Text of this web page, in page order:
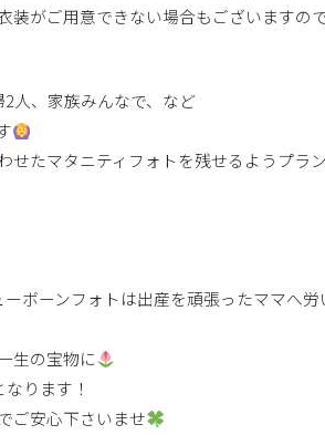
装がご用意できない場合もございますの
人、家族みんなで、など
せたマタニティフォトを残せるようプラ
ボーンフォトは出産を頑張ったママへ労
生の宝物に
ります！
ご安心下さいませ